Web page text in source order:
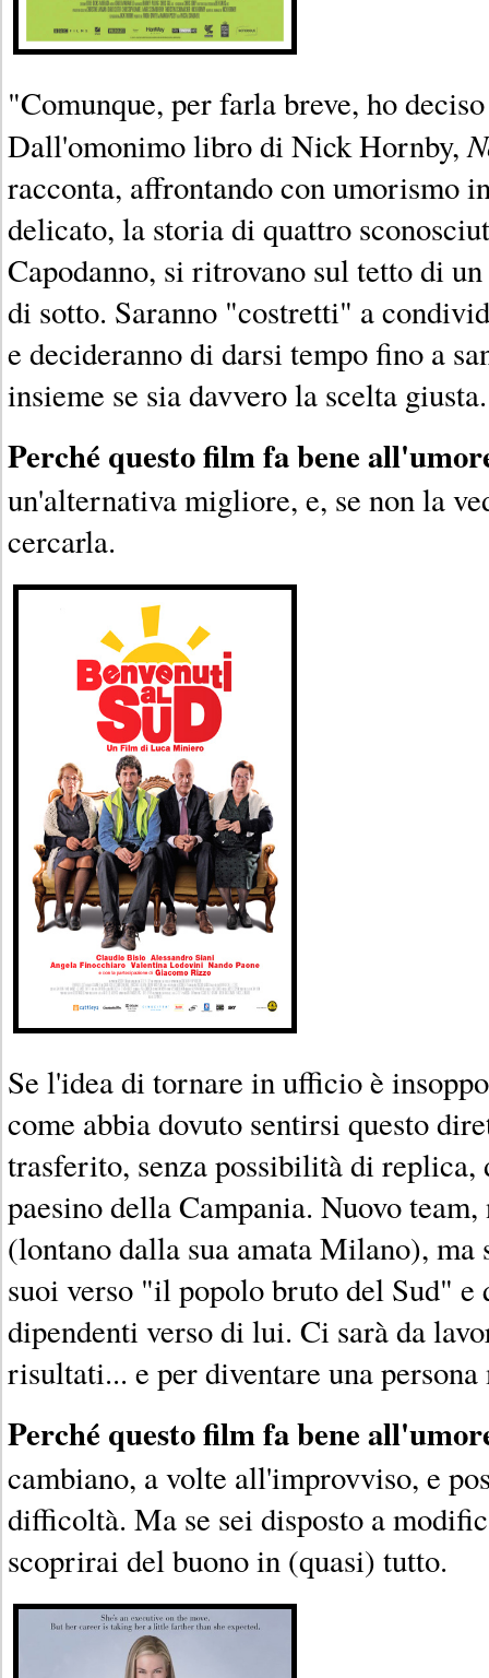
"Comunque, per farla breve, ho
Dall'omonimo libro di Nick Hornby,
racconta, affrontando con umorismo
delicato, la storia di quattro
Capodanno, si ritrovano sul tetto di
di sotto. Saranno "costretti" a
e decideranno di darsi tempo fino a
insieme se sia davvero la scelta giusta.
Perché questo film fa bene
un'alternativa migliore, e, se non la
cercarla.
Se l'idea di tornare in ufficio è
come abbia dovuto sentirsi questo
trasferito, senza possibilità di replica,
paesino della Campania. Nuovo
(lontano dalla sua amata Milano),
suoi verso "il popolo bruto del Sud" e
dipendenti verso di lui. Ci sarà da
risultati... e per diventare una
Perché questo film fa bene
cambiano, a volte all'improvviso, e
difficoltà. Ma se sei disposto a
scoprirai del buono in (quasi) tutto.